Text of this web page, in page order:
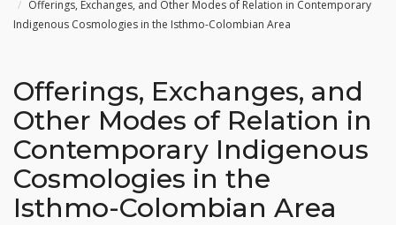
Offerings, Exchanges, and Other Modes of Relation in Contemporary
Indigenous Cosmologies in the Isthmo-Colombian Area
Offerings, Exchanges, and
Other Modes of Relation in
Contemporary Indigenous
Cosmologies in the
Isthmo-Colombian Area